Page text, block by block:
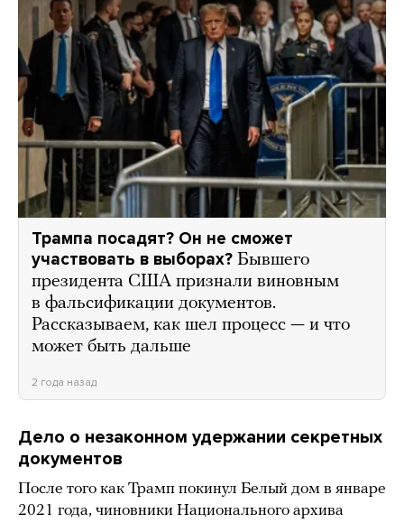
Трампа посадят? Он не сможет
участвовать в выборах? Бывшего
президента США признали виновным
в фальсификации документов.
Рассказываем, как шел процесс — и что
может быть дальше
2 года назад
Дело о незаконном удержании секретных
документов
После того как Трамп покинул Белый дом в январе
2021 года, чиновники Национального архива